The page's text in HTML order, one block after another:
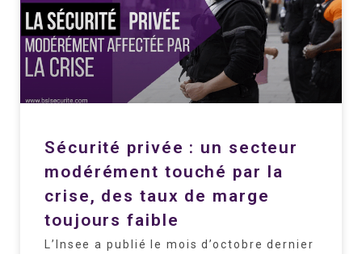
Sécurité privée : un secteur
modérément touché par la
crise, des taux de marge
toujours faible
L’Insee a publié le mois d’octobre dernier